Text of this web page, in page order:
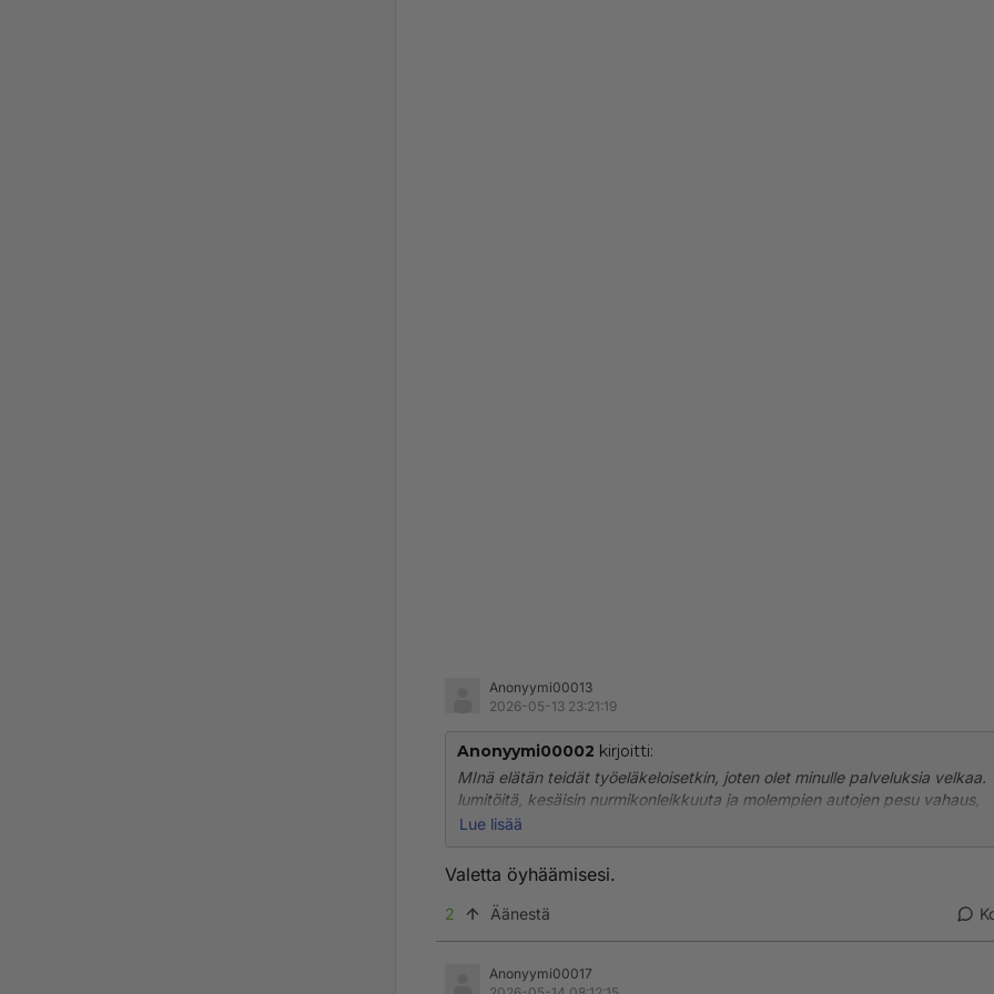
Anonyymi00013
2026-05-13 23:21:19
Anonyymi00002 kirjoitti:
MInä elätän teidät työeläkeloisetkin, joten olet minulle palveluksia velkaa.
lumitöitä, kesäisin nurmikonleikkuuta ja molempien autojen pesu vahaus,
ympärivuotisesti saat kiillottaa kenkäni. Sinulla on paljon tekemistä, koska
Lue lisää
Valetta öyhäämisesi.
2 Äänestä
Anonyymi00017